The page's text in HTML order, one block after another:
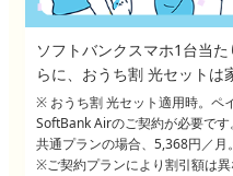
ソフトバンクスマホ1台当
らに、おうち割 光セットは
※ おうち割 光セット適用時。ペ
SoftBank Airのご契約が必要で
共通プランの場合、5,368円／月。
※ご契約プランにより割引額は異